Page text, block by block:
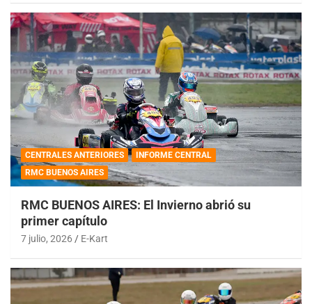
CENTRALES ANTERIORES
INFORME CENTRAL
RMC BUENOS AIRES
RMC BUENOS AIRES: El Invierno abrió su
primer capítulo
7 julio, 2026 E-Kart